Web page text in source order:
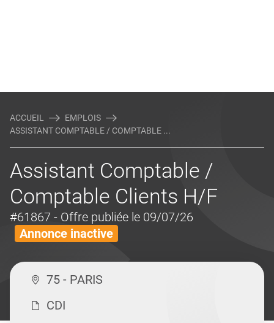
ACCUEIL
EMPLOIS
ASSISTANT COMPTABLE / COMPTABLE ...
Assistant Comptable /
Comptable Clients H/F
#61867 - Offre publiée le 09/07/26
Annonce inactive
75 - PARIS
CDI